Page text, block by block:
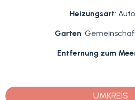
Heizungsart:
Garten:
Entfernung zum
UMKREIS